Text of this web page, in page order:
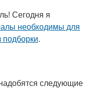
Сегодня я
необходимы для
подборки.
следующие